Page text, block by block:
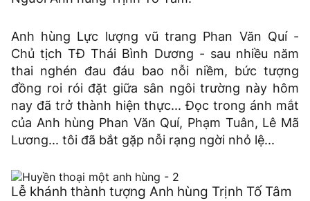
Anh hùng Lực lượng vũ trang Phan Văn Quí -
Chủ tịch TĐ Thái Bình Dương - sau nhiều năm
thai nghén đau đáu bao nỗi niềm, bức tượng
đồng roi rói đặt giữa sân ngôi trường này hôm
nay đã trở thành hiện thực... Đọc trong ánh mắt
của Anh hùng Phan Văn Quí, Phạm Tuân, Lê Mã
Lương... tôi đã bắt gặp nỗi rạng ngời nhỏ lệ...
Lễ khánh thành tượng Anh hùng Trịnh Tố Tâm